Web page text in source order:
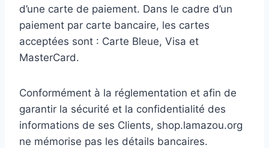
d’une carte de paiement. Dans le cadre d’un
paiement par carte bancaire, les cartes
acceptées sont : Carte Bleue, Visa et
MasterCard.
Conformément à la réglementation et afin de
garantir la sécurité et la confidentialité des
informations de ses Clients, shop.lamazou.org
ne mémorise pas les détails bancaires.